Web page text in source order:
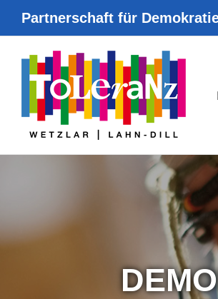
InhaltPartnerschaft für